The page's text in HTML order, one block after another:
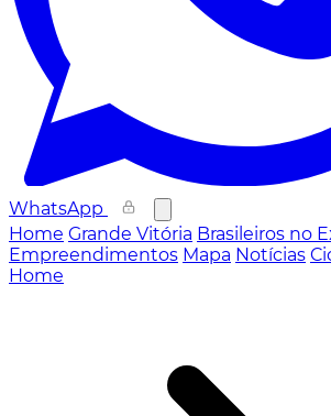
WhatsApp
Home Grande Vitória Brasileiros no
Empreendimentos Mapa Notícias
Home